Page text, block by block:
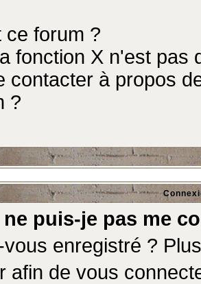
ce forum ?
fonction X n'est pas
contacter à propos
?
puis-je pas me
enregistré ?
afin de vous